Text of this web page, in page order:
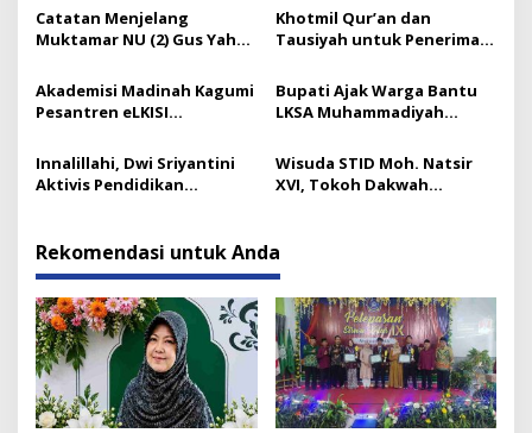
Catatan Menjelang
Muktamar NU (2) Gus Yahya
Modern yang Menyandera
Dirinya
Khotmil Qur’an dan
Tausiyah untuk Penerima
Akademisi Madinah Kagumi
Pesantren eLKISI
Bupati Ajak Warga Bantu
LKSA Muhammadiyah
Innalillahi, Dwi Sriyantini
Aktivis Pendidikan
Wisuda STID Moh. Natsir
XVI, Tokoh Dakwah
Rekomendasi untuk Anda